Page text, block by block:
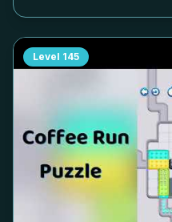
Level 145